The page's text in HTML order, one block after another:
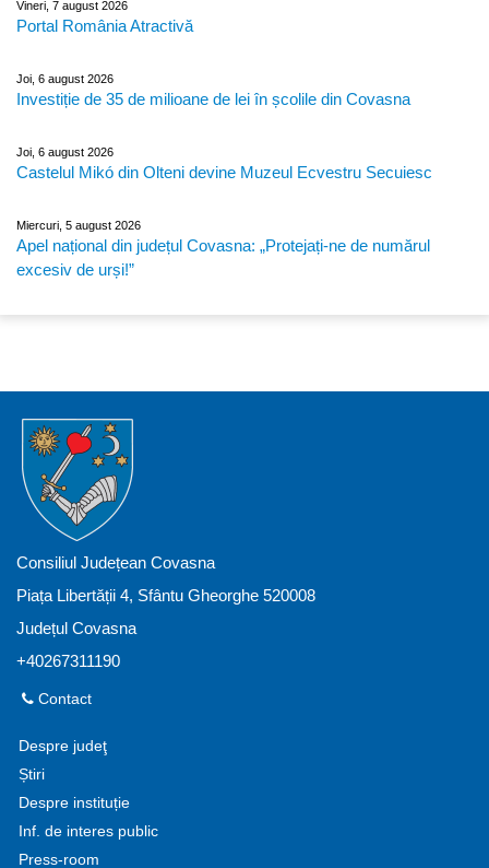
Vineri, 7 august 2026
Portal România Atractivă
Joi, 6 august 2026
Investiție de 35 de milioane de lei în școlile din Covasna
Joi, 6 august 2026
Castelul Mikó din Olteni devine Muzeul Ecvestru Secuiesc
Miercuri, 5 august 2026
Apel național din județul Covasna: „Protejați-ne de numărul
excesiv de urși!”
Consiliul Județean Covasna
Piața Libertății 4, Sfântu Gheorghe 520008
Județul Covasna
+40267311190
Contact
Despre judeţ
Știri
Despre instituție
Inf. de interes public
Press-room